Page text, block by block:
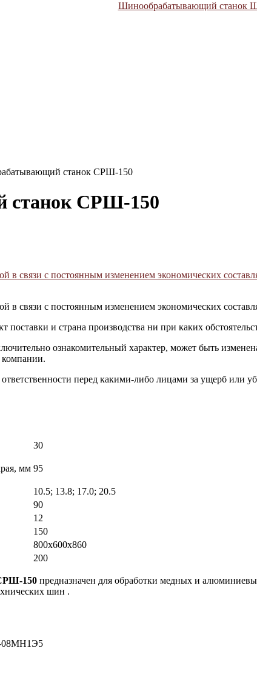
Шинообрабатывающий станок
станок СРШ-150
станок СРШ-150
в связи с постоянным изменением экономических
в связи с постоянным изменением экономических
поставки и страна производства ни при каких
ознакомительный характер, может быть
компании.
перед какими-либо лицами за ущерб или
30
мм 95
10.5; 13.8; 17.0; 20.5
90
12
150
800х600х860
200
150 предназначен для обработки медных и
шин .
08МН1Э5